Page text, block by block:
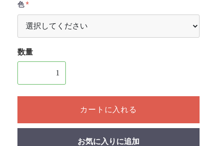
色
数量
1個以上の数量を入力してください
カートに入れる
お気に入りに追加